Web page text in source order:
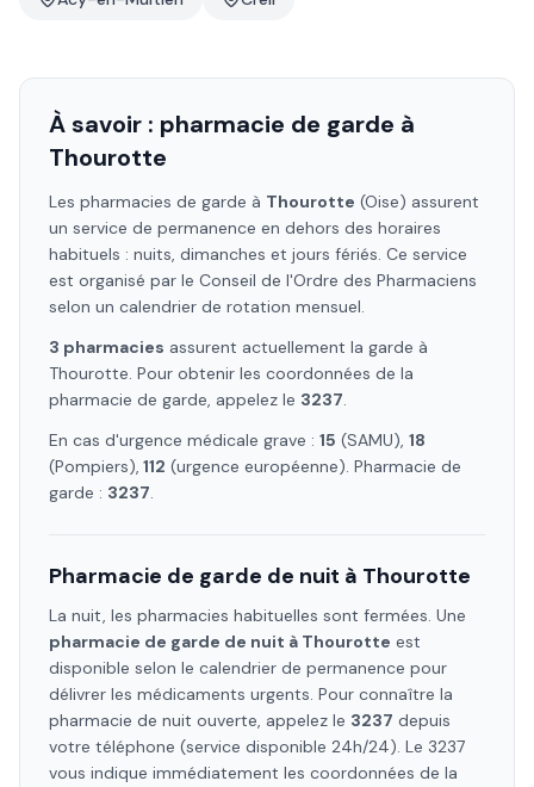
À savoir : pharmacie de garde à
Thourotte
Les pharmacies de garde à Thourotte (Oise) assurent
un service de permanence en dehors des horaires
habituels : nuits, dimanches et jours fériés. Ce service
est organisé par le Conseil de l'Ordre des Pharmaciens
selon un calendrier de rotation mensuel.
3 pharmacies assurent actuellement la garde à
Thourotte. Pour obtenir les coordonnées de la
pharmacie de garde, appelez le 3237.
En cas d'urgence médicale grave : 15 (SAMU), 18
(Pompiers), 112 (urgence européenne). Pharmacie de
garde : 3237.
Pharmacie de garde de nuit à Thourotte
La nuit, les pharmacies habituelles sont fermées. Une
pharmacie de garde de nuit à Thourotte est
disponible selon le calendrier de permanence pour
délivrer les médicaments urgents. Pour connaître la
pharmacie de nuit ouverte, appelez le 3237 depuis
votre téléphone (service disponible 24h/24). Le 3237
vous indique immédiatement les coordonnées de la